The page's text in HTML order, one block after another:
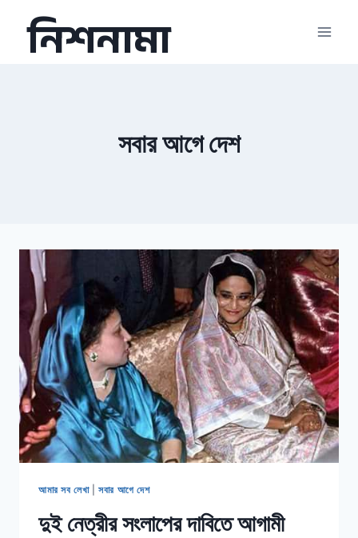
contentনিশনামা
সবার আগে দেশ
আমার সব লেখা|সবার আগে দেশ
দুই নেত্রীর সংলাপের দাবিতে আগামী